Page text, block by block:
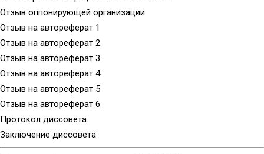
Отзыв оппонирующей организации
Отзыв на автореферат 1
Отзыв на автореферат 2
Отзыв на автореферат 3
Отзыв на автореферат 4
Отзыв на автореферат 5
Отзыв на автореферат 6
Протокол диссовета
Заключение диссовета